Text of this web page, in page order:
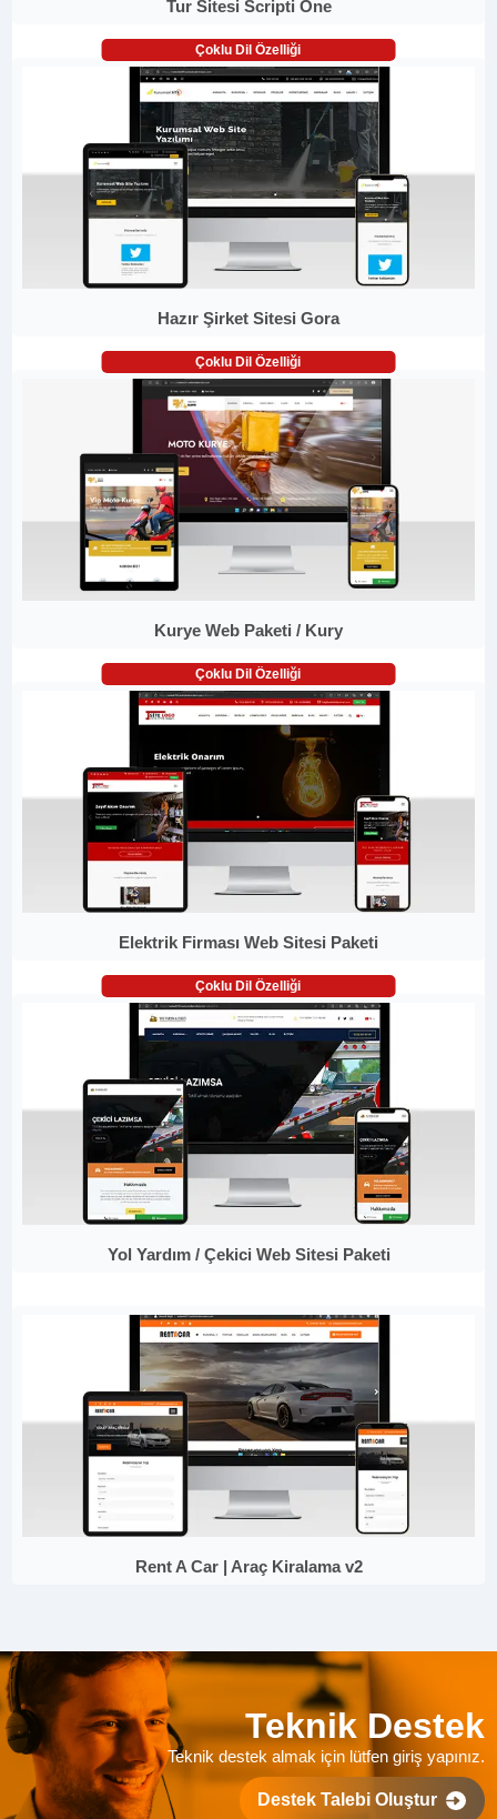
Tur Sitesi Scripti One
Çoklu Dil Özelliği
Hazır Şirket Sitesi Gora
Çoklu Dil Özelliği
Kurye Web Paketi / Kury
Çoklu Dil Özelliği
Elektrik Firması Web Sitesi Paketi
Çoklu Dil Özelliği
Yol Yardım / Çekici Web Sitesi Paketi
Rent A Car | Araç Kiralama v2
Teknik Destek
Teknik destek almak için lütfen giriş yapınız.
Destek Talebi Oluştur